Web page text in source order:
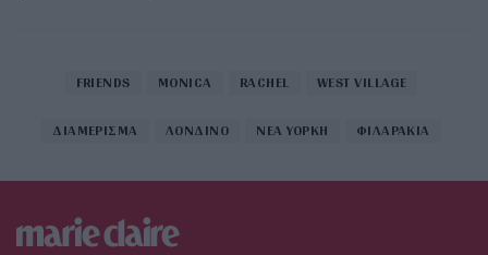
FRIENDS MONICA RACHEL WEST VILLAGE
ΔΙΑΜΕΡΙΣΜΑ ΛΟΝΔΙΝΟ ΝΕΑ ΥΟΡΚΗ ΦΙΛΑΡΑΚΙΑ